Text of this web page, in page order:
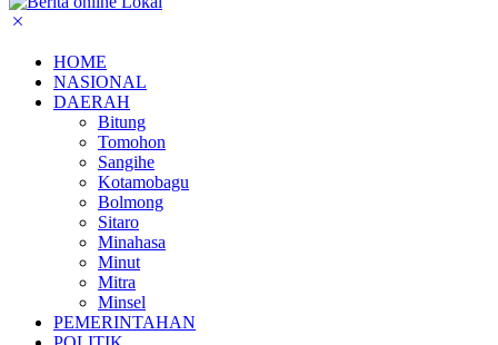
HOME
NASIONAL
DAERAH
Bitung
Tomohon
Sangihe
Kotamobagu
Bolmong
Sitaro
Minahasa
Minut
Mitra
Minsel
PEMERINTAHAN